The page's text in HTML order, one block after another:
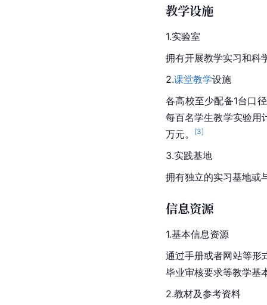
副教授以上教师应能够
教师发展环境的
制，能够开展教育理
教学条件
设备资源
教学设施
1.实验室
拥有开展教学实习和科
2.课堂教学设施
各高校至少配备1台口